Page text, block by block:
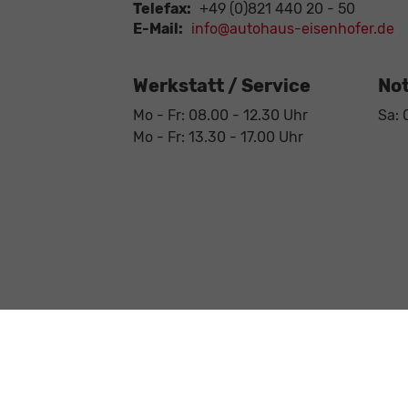
Telefax: +49 (0)821 440 20 - 50
E-Mail: info@autohaus-eisenhofer.de
Werkstatt / Service
Mo - Fr: 08.00 - 12.30 Uhr
Mo - Fr: 13.30 - 17.00 Uhr
Sa: